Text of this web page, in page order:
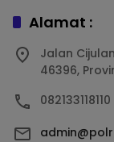
Alamat :
Jalan
46396,
082133118110